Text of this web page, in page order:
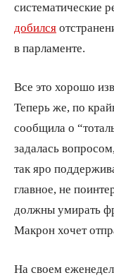
систематические
добился
в парламенте.
Все это хорошо
Теперь же, по
сообщила о
задалась
так яро
главное, не
должны умирать
Макрон хочет
На своем